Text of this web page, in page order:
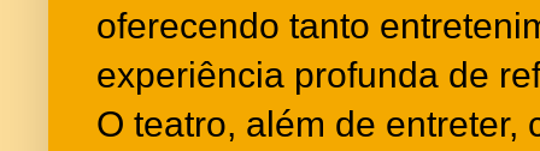
oferecendo tanto
experiência profunda de
O teatro, além de entreter,